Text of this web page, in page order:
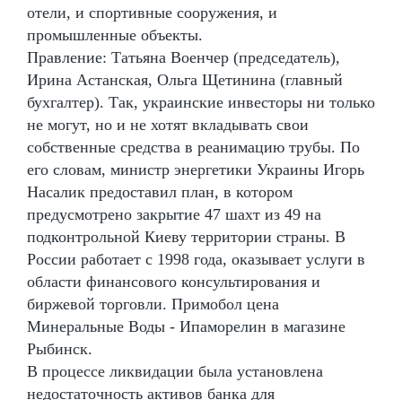
отели, и спортивные сооружения, и
промышленные объекты.
Правление: Татьяна Военчер (председатель),
Ирина Астанская, Ольга Щетинина (главный
бухгалтер). Так, украинские инвесторы ни только
не могут, но и не хотят вкладывать свои
собственные средства в реанимацию трубы. По
его словам, министр энергетики Украины Игорь
Насалик предоставил план, в котором
предусмотрено закрытие 47 шахт из 49 на
подконтрольной Киеву территории страны. В
России работает с 1998 года, оказывает услуги в
области финансового консультирования и
биржевой торговли. Примобол цена
Минеральные Воды - Ипаморелин в магазине
Рыбинск.
В процессе ликвидации была установлена
недостаточность активов банка для